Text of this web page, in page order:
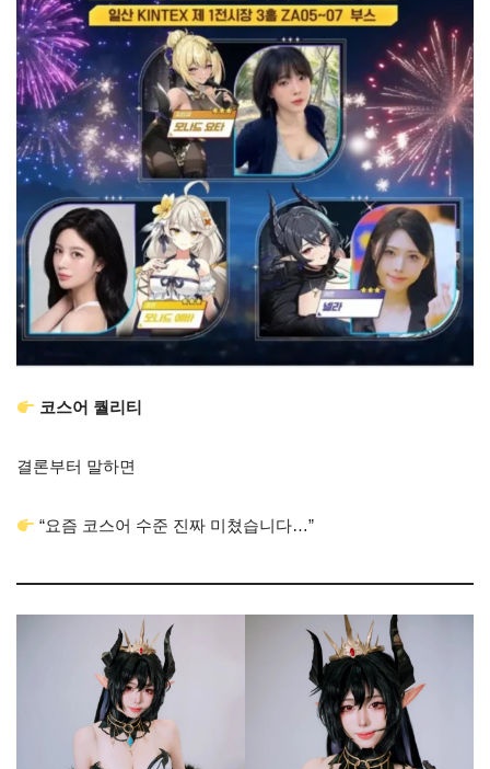
코스어 퀄리티
결론부터 말하면
“요즘 코스어 수준 진짜 미쳤습니다…”